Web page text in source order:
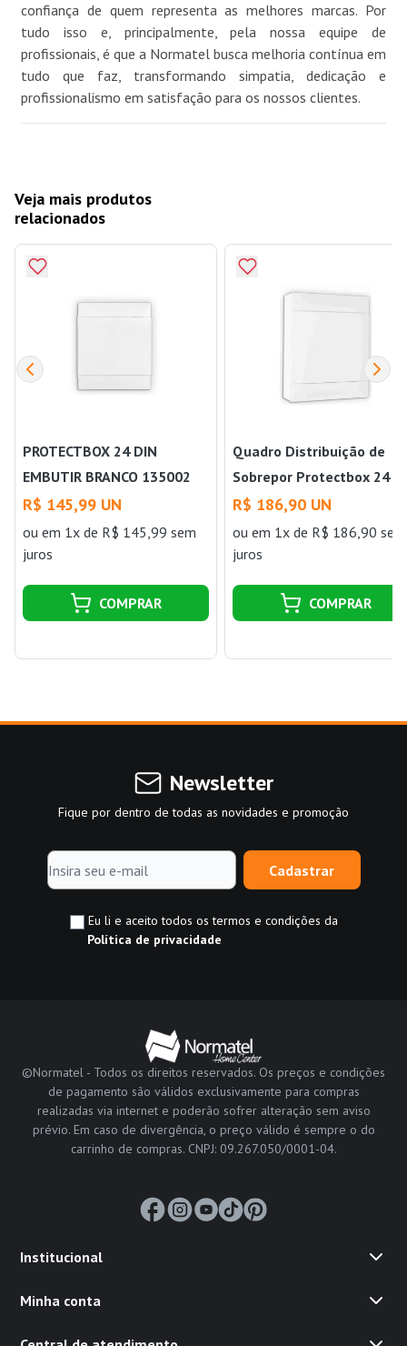
confiança de quem representa as melhores marcas. Por
tudo isso e, principalmente, pela nossa equipe de
profissionais, é que a Normatel busca melhoria contínua em
tudo que faz, transformando simpatia, dedicação e
profissionalismo em satisfação para os nossos clientes.
Veja mais produtos
relacionados
PROTECTBOX 24 DIN
EMBUTIR BRANCO 135002
PIAL Quadro Distribuição de
Embutir Protectbox 24 Din
135002 Branco Pial
R$ 145,99 UN
ou em 1x de R$ 145,99 sem
juros
COMPRAR
Quadro Distribuição de
Sobrepor Protectbox 24
135102 Branco Pial
R$ 186,90 UN
ouem 1x de R$ 186,90 sem
juros
COMPRAR
Newsletter
Fique por dentro de todas as novidades e promoção
Cadastrar
Eu li e aceito todos os termos e condições da
Política de privacidade
©Normatel - Todos os direitos reservados. Os preços e condições
de pagamento são válidos exclusivamente para compras
realizadas via internet e poderão sofrer alteração sem aviso
prévio. Em caso de divergência, o preço válido é sempre o do
carrinho de compras. CNPJ: 09.267.050/0001-04.
Institucional
Minha conta